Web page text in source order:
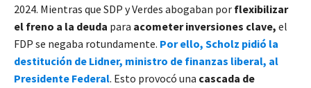
2024. Mientras que SDP y Verdes abogaban por flexibilizar
el freno a la deuda para acometer inversiones clave, el
FDP se negaba rotundamente. Por ello, Scholz pidió la
destitución de Lidner, ministro de finanzas liberal, al
Presidente Federal. Esto provocó una cascada de